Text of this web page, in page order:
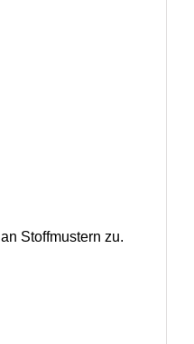
Stoffmustern zu.